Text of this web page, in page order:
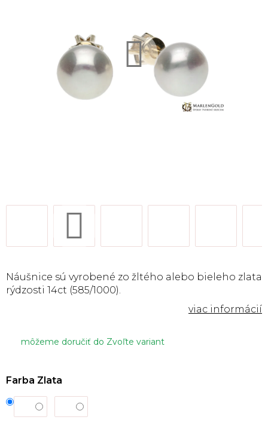
môžeme doručiť do Zvoľte variant
Farba Zlata
Náušnice sú vyrobené zo žltého alebo bieleho zlata
rýdzosti 14ct (585/1000).